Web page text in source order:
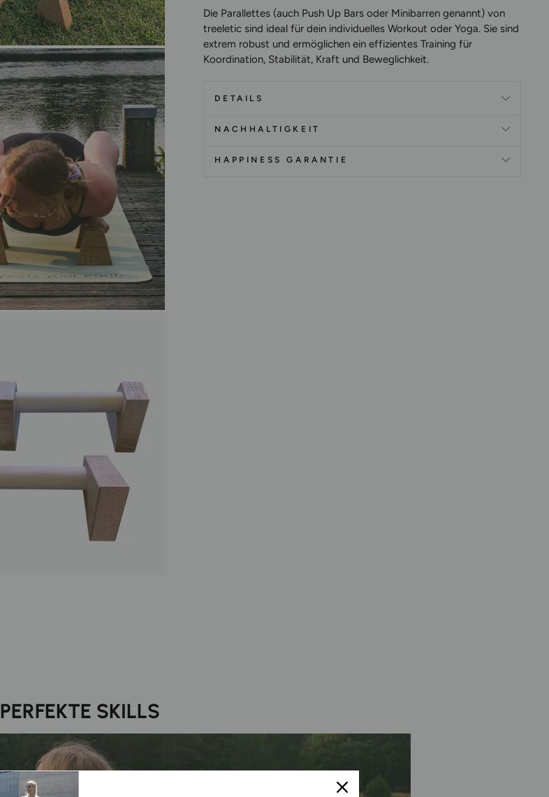
Die Parallettes (auch Push Up Bars oder Minibarren genannt) von
treeletic sind ideal für dein individuelles Workout oder Yoga. Sie sind
extrem robust und ermöglichen ein effizientes Training für
Koordination, Stabilität, Kraft und Beweglichkeit.
DETAILS
NACHHALTIGKEIT
HAPPINESS GARANTIE
PERFEKTE SKILLS